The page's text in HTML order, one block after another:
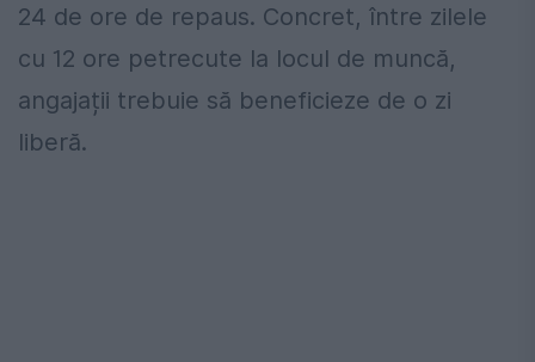
24 de ore de repaus. Concret, între zilele
cu 12 ore petrecute la locul de muncă,
angajații trebuie să beneficieze de o zi
liberă.